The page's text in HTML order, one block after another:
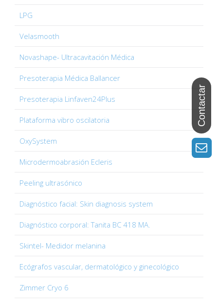
LPG
Velasmooth
Novashape- Ultracavitación Médica
Presoterapia Médica Ballancer
Presoterapia Linfaven24Plus
Plataforma vibro oscilatoria
OxySystem
Microdermoabrasión Ecleris
Peeling ultrasónico
Diagnóstico facial: Skin diagnosis system
Diagnóstico corporal: Tanita BC 418 MA.
Skintel- Medidor melanina
Ecógrafos vascular, dermatológico y ginecológico
Zimmer Cryo 6